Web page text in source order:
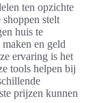
ten opzichte
stelt
huis te
en geld
ervaring is het
tools helpen bij
prijzen kunnen